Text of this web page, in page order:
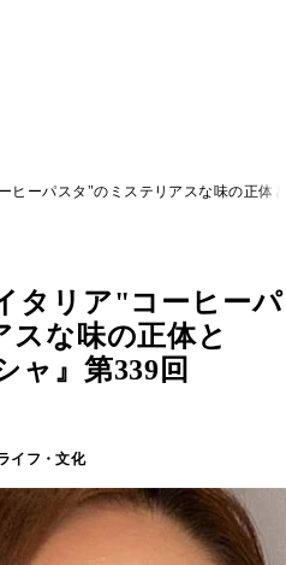
ヒーパスタ"のミステリアスな味の正体
タリア"コーヒーパ
な味の正体と
ャ』第339回
イフ・文化